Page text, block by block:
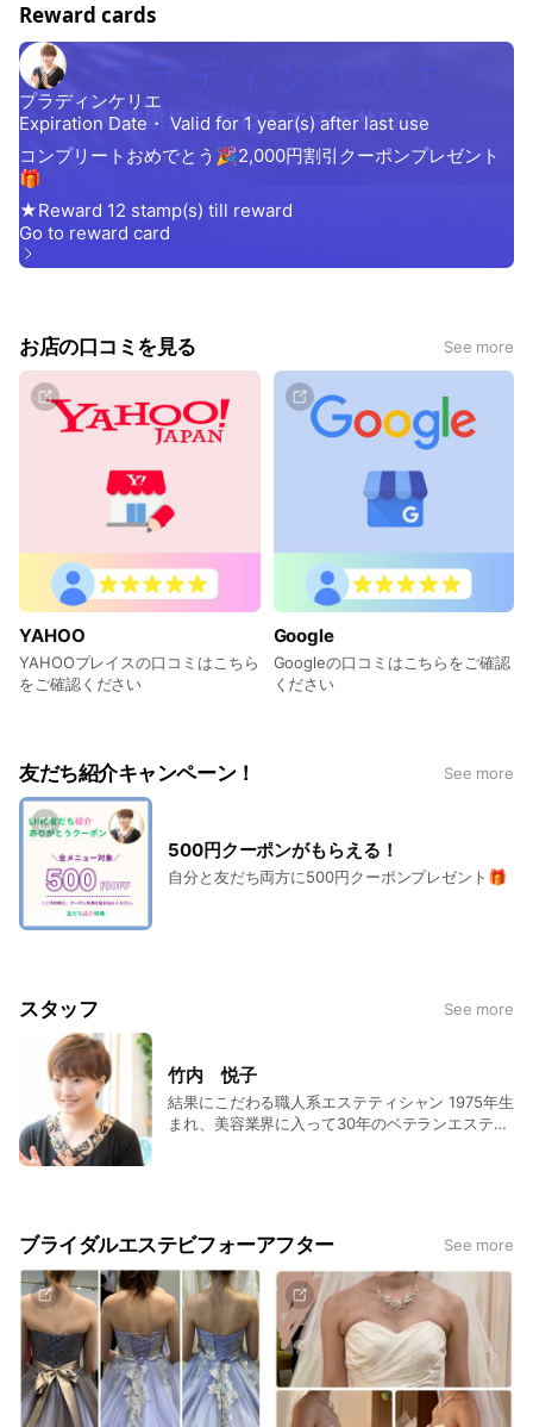
Reward cards
お店の口コミを見る See more
YAHOO
YAHOOプレイスの口コミはこちら
をご確認ください
Google
Googleの口コミはこちらをご確認
ください
友だち紹介キャンペーン！ See more
500円クーポンがもらえる！
自分と友だち両方に500円クーポンプレゼント🎁
スタッフ See more
竹内 悦子
結果にこだわる職人系エステティシャン 1975年生
まれ、美容業界に入って30年のベテランエステテ
ンではインド式痩身をメインに施術。アーユルヴ
ェーダはインドのアーユルヴェーダ医師から学び
ました。 ブライダルエステ専門店での経歴もあ
るので背中や二の腕などの引き締めもお任せ下さ
い！ 理想のスタイルを目指すには食事も重要な
ので、食べて代謝アップダイエットという食事サ
ポートもお任せください ・施術歴 20年以上 ・
得意な技術 アーユルヴェーダ、背中痩せ、ブラ
イダルエステ、食べ痩せダイエットカウンセリン
ブライダルエステビフォーアフター See more